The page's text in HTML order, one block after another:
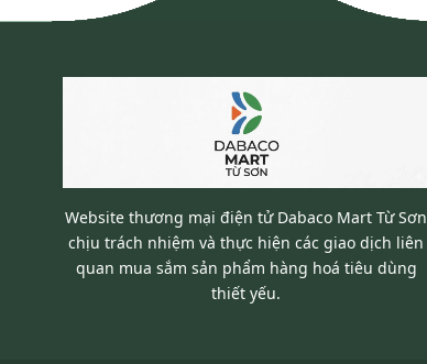
Website thương mại điện tử Dabaco Mart Từ Sơn
chịu trách nhiệm và thực hiện các giao dịch liên
quan mua sắm sản phẩm hàng hoá tiêu dùng
thiết yếu.